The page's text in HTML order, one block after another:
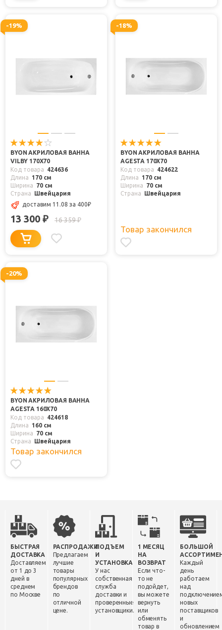
-19%
BYON АКРИЛОВАЯ ВАННА
VILBY 170Х70
Код товара
424636
Длина
170 см
Ширина
70 см
Страна
Швейцария
доставим 11.08 за 400₽
13 300 ₽ 16 359₽
-18%
BYON АКРИЛОВАЯ ВАННА
AGESTA 170Х70
Код товара
424622
Длина
170 см
Ширина
70 см
Страна
Швейцария
Товар закончился
-20%
BYON АКРИЛОВАЯ ВАННА
AGESTA 160Х70
Код товара
424618
Длина
160 см
Ширина
70 см
Страна
Швейцария
Товар закончился
БЫСТРАЯ
ДОСТАВКА
Доставляем
от 1 до 3
дней в
среднем
по Москве
РАСПРОДАЖИ
Предлагаем
лучшие
товары
популярных
брендов
по
отличной
цене.
ПОДЪЕМ
И
УСТАНОВКА
У нас
собственная
служба
доставки и
проверенные
установщики.
1 МЕСЯЦ
НА
ВОЗВРАТ
Если что-
то не
подойдет,
вы можете
вернуть
или
обменять
товар в
БОЛЬШОЙ
Каждый
день
работаем
над
новых
поставщиков
и
обновлением